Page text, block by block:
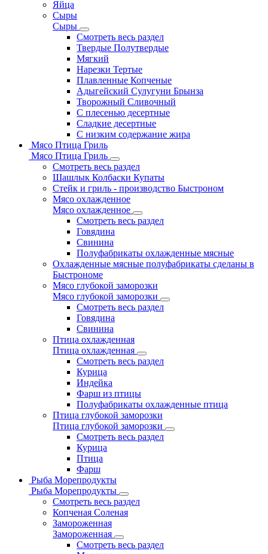
Яйца
Сыры
Сыры
Смотреть весь раздел
Твердые Полутвердые
Мягкий
Нарезки Тертые
Плавленные Копченые
Адыгейский Сулугуни Брынза
Творожный Сливочный
С плесенью десертные
Сладкие десертные
С низким содержание жира
Мясо Птица Гриль
Мясо Птица Гриль
Смотреть весь раздел
Шашлык Колбаски Купаты
Стейк и гриль - производство Быстроном
Мясо охлажденное
Мясо охлажденное
Смотреть весь раздел
Говядина
Свинина
Полуфабрикаты охлажденные мясные
Охлажденные мясные полуфабрикаты сделаны в
Быстрономе
Мясо глубокой заморозки
Мясо глубокой заморозки
Смотреть весь раздел
Говядина
Свинина
Птица охлажденная
Птица охлажденная
Смотреть весь раздел
Курица
Индейка
Фарш из птицы
Полуфабрикаты охлажденные птица
Птица глубокой заморозки
Птица глубокой заморозки
Смотреть весь раздел
Курица
Птица
Фарш
Рыба Морепродукты
Рыба Морепродукты
Смотреть весь раздел
Копченая Соленая
Замороженная
Замороженная
Смотреть весь раздел